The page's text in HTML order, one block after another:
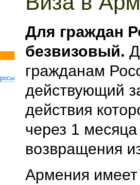
Для граждан
безвизовый.
гражданам
действующий
действия
через 1
возвращения
Армения